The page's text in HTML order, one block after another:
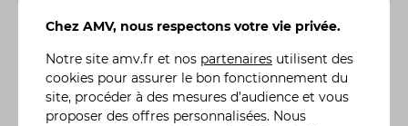
un réservoir de 15 litres, il est possible de
consommation moyenne se situe entre 4,5 et
5,5 litres aux 100 km, en fonction du style de
conduite et des conditions routières.
Chez AMV, nous respectons votre vie privée.
Notre site amv.fr et nos partenaires utilisent des
cookies pour assurer le bon fonctionnement du
site, procéder à des mesures d’audience et vous
proposer des offres personnalisées. Nous